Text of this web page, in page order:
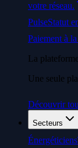
votre réseau.
PulseStatut
Paiement à
La
Une seule
Découvrir
Secteurs
Énergéticiens